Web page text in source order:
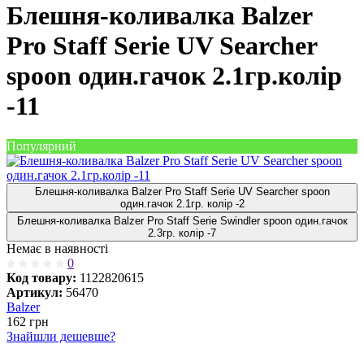
Блешня-коливалка Balzer
Pro Staff Serie UV Searcher
spoon один.гачок 2.1гр.колір
-11
Популярний
Блешня-коливалка Balzer Pro Staff Serie UV Searcher spoon
один.гачок 2.1гр. колір -2
Блешня-коливалка Balzer Pro Staff Serie Swindler spoon один.гачок
2.3гр. колір -7
Немає в наявності
0
Код товару: 1122820615
Артикул: 56470
Balzer
162 грн
Знайшли дешевше?